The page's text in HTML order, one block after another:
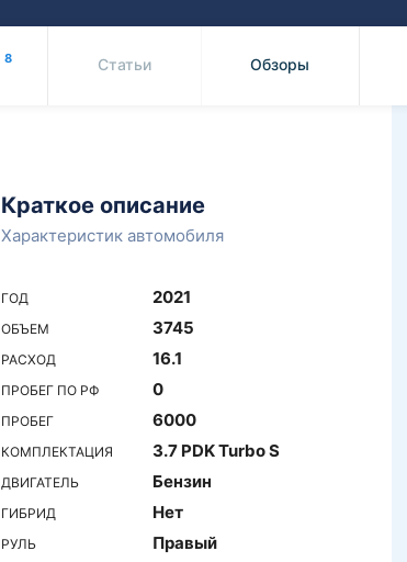
8 Статьи Обзоры
Краткое описание
Характеристик автомобиля
ГОД 2021
ОБЪЕМ 3745
РАСХОД 16.1
ПРОБЕГ ПО РФ 0
ПРОБЕГ 6000
КОМПЛЕКТАЦИЯ 3.7 PDK Turbo S
ДВИГАТЕЛЬ Бензин
ГИБРИД Нет
РУЛЬ Правый